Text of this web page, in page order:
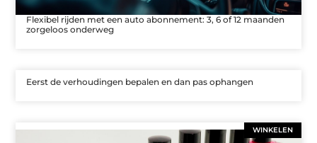
Flexibel rijden met een auto abonnement: 3, 6 of 12 maanden
zorgeloos onderweg
Eerst de verhoudingen bepalen en dan pas ophangen
WINKELEN